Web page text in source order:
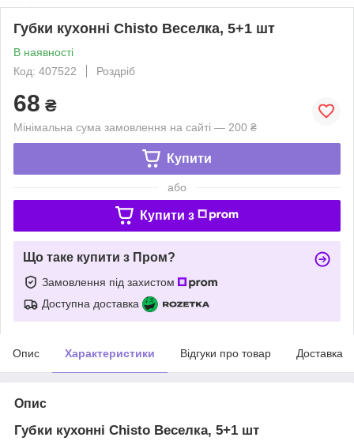
Губки кухонні Chisto Веселка, 5+1 шт
В наявності
Код: 407522
Роздріб
68 ₴
Мінімальна сума замовлення на сайті — 200 ₴
Купити
або
Купити з
Що таке купити з Пром?
Замовлення під захистом
Доступна доставка
Опис Характеристики Відгуки про товар Доставка
Опис
Губки кухонні Chisto Веселка, 5+1 шт